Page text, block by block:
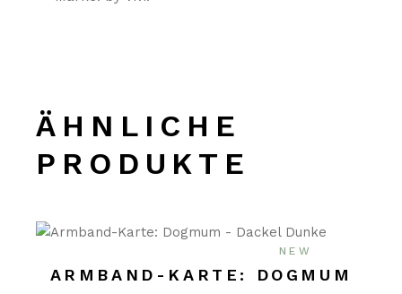
ÄHNLICHE
PRODUKTE
NEW
ARMBAND-KARTE: DOGMUM